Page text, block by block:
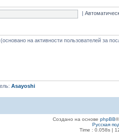
|
на активности пользователей за
Asayoshi
Создано на основе phpBB
Русская
Time : 0.058s |